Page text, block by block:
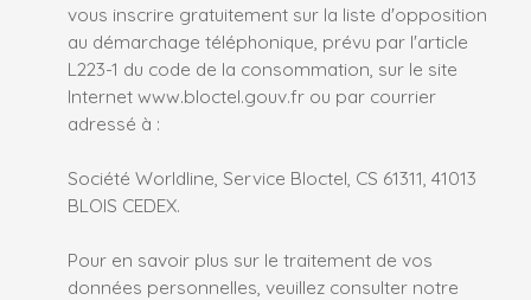
vous inscrire gratuitement sur la liste d'opposition
au démarchage téléphonique, prévu par l'article
L223-1 du code de la consommation, sur le site
Internet www.bloctel.gouv.fr ou par courrier
adressé à :
Société Worldline, Service Bloctel, CS 61311, 41013
BLOIS CEDEX.
Pour en savoir plus sur le traitement de vos
données personnelles, veuillez consulter notre